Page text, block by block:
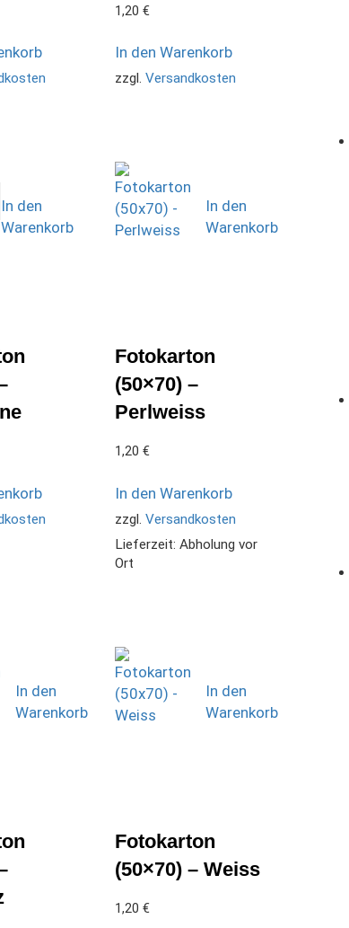
1,20 €
In den Warenkorb
zzgl. Versandkosten
In den
Warenkorb
In den
Warenkorb
Fotokarton
(50×70) –
Perlweiss
1,20 €
In den Warenkorb
zzgl. Versandkosten
Lieferzeit: Abholung vor
Ort
In den
Warenkorb
In den
Warenkorb
Fotokarton
(50×70) – Weiss
1,20 €